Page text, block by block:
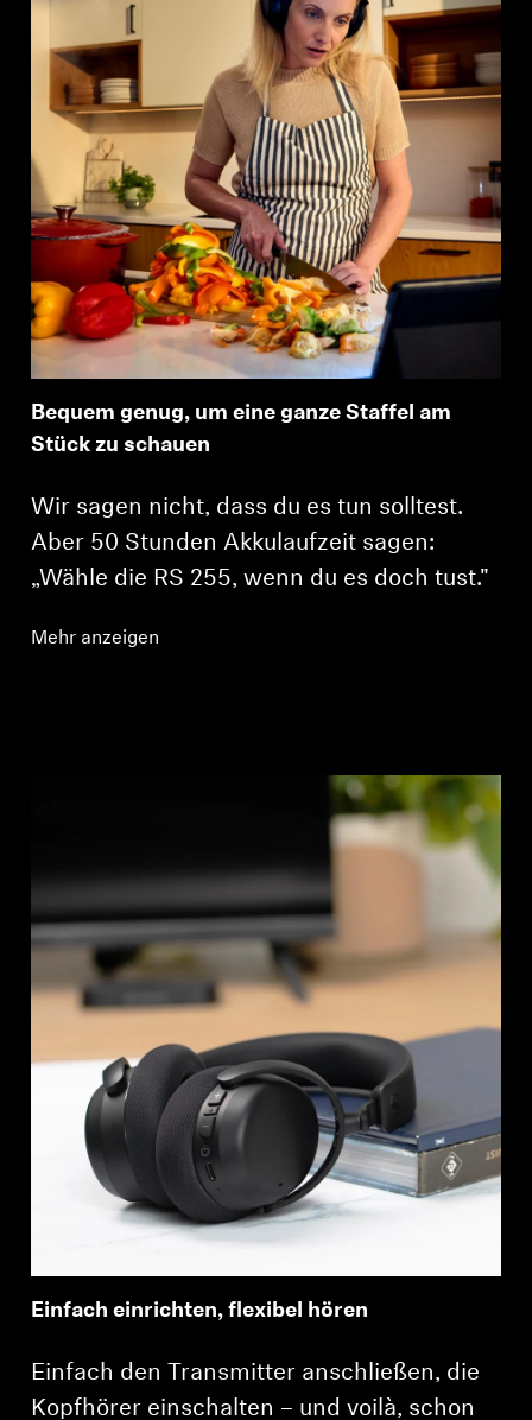
Bequem genug, um eine ganze Staffel am
Stück zu schauen
Wir sagen nicht, dass du es tun solltest.
Aber 50 Stunden Akkulaufzeit sagen:
„Wähle die RS 255, wenn du es doch tust."
Mehr anzeigen
Einfach einrichten, flexibel hören
Einfach den Transmitter anschließen, die
Kopfhörer einschalten – und voilà, schon